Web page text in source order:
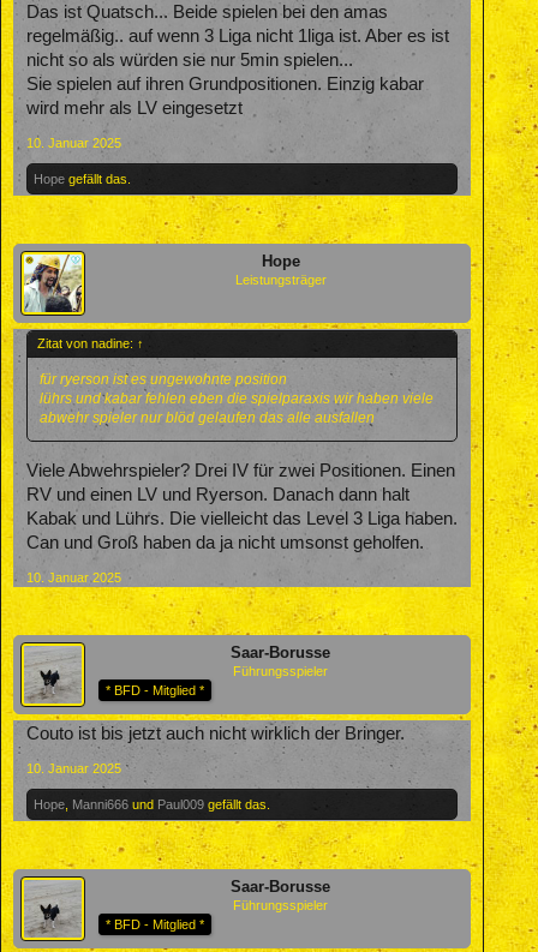
Das ist Quatsch... Beide spielen bei den amas
regelmäßig.. auf wenn 3 Liga nicht 1liga ist. Aber es ist
nicht so als würden sie nur 5min spielen...
Sie spielen auf ihren Grundpositionen. Einzig kabar
wird mehr als LV eingesetzt
10. Januar 2025
Hope gefällt das.
Hope
Leistungsträger
Zitat von nadine: ↑
für ryerson ist es ungewohnte position
lührs und kabar fehlen eben die spielparaxis wir haben viele
abwehr spieler nur blöd gelaufen das alle ausfallen
Viele Abwehrspieler? Drei IV für zwei Positionen. Einen
RV und einen LV und Ryerson. Danach dann halt
Kabak und Lührs. Die vielleicht das Level 3 Liga haben.
Can und Groß haben da ja nicht umsonst geholfen.
10. Januar 2025
Saar-Borusse
Führungsspieler
* BFD - Mitglied *
Couto ist bis jetzt auch nicht wirklich der Bringer.
10. Januar 2025
Hope Manni666 und Paul009 gefällt das.
Saar-Borusse
Führungsspieler
* BFD - Mitglied *